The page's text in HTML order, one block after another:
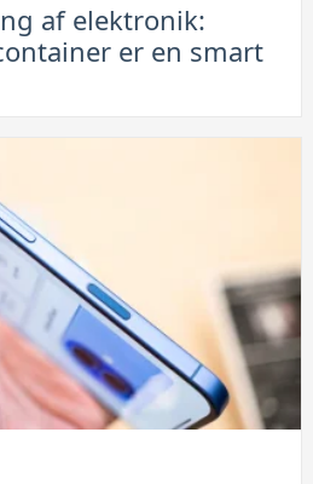
af elektronik:
er en smart